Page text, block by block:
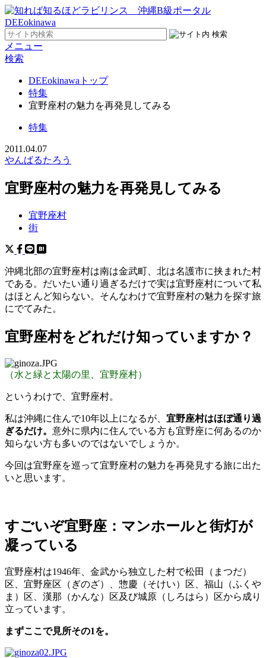
メニュー
検索
DEEokinawaトップ
特集
宜野座村の魅力を再発見してみる
特集
2011.04.07
やんばるたろう
宜野座村の魅力を再発見してみる
宜野座村
街
沖縄北部の宜野座村は南は金武町、北は名護市に挟まれた村
である。だいたい通り過ぎるだけで実は宜野座村について私
はほとんど知らない。そんなわけで宜野座村の魅力を探す旅
にでてみた。
宜野座村をどれだけ知っていますか？
（水と緑と太陽の里、宜野座村）
というわけで、宜野座村。
私は沖縄に住んで10年以上になるが、 宜野座村はほぼ通り過
ぎるだけ。 意外に県内に住んでいる方も宜野座に何あるのか
知らない方も多いのではないでしょうか。
今回は宜野座を巡って宜野座村の魅力を再発見する旅に出た
いと思います。
すごいぞ宜野座：マンホールと街灯が
凝っている
宜野座村は1946年、金武から独立した村で松田（まつだ）
区、宜野座区（ぎのざ）、惣慶（そけい）区、福山（ふくや
ま）区、漢那（かんな）区及び城原（しろはら）区から成り
立っています。
まずここで見所その1を。